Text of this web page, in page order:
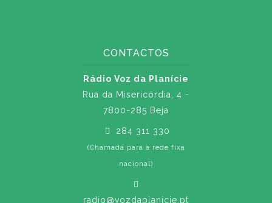
CONTACTOS
Rádio Voz da Planície
Rua da Misericórdia, 4 -
7800-285 Beja
284 311 330
(Chamada para a rede fixa
nacional)
radio@vozdaplanicie.pt